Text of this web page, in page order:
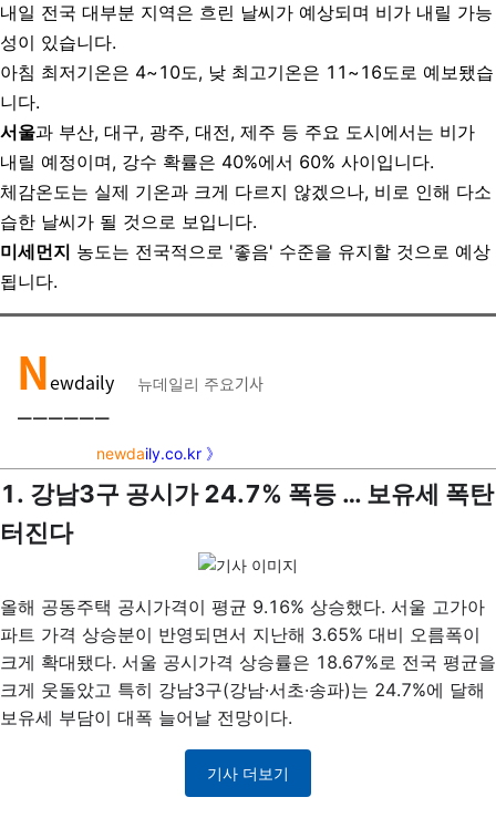
내일 전국 대부분 지역은 흐린 날씨가 예상되며 비가 내릴 가능
성이 있습니다.
아침 최저기온은 4~10도, 낮 최고기온은 11~16도로 예보됐습
니다.
서울과 부산, 대구, 광주, 대전, 제주 등 주요 도시에서는 비가
내릴 예정이며, 강수 확률은 40%에서 60% 사이입니다.
체감온도는 실제 기온과 크게 다르지 않겠으나, 비로 인해 다소
습한 날씨가 될 것으로 보입니다.
미세먼지 농도는 전국적으로 '좋음' 수준을 유지할 것으로 예상
됩니다.
Newdaily 뉴데일리 주요기사
￣￣￣￣￣￣
newdaily.co.kr 》
1. 강남3구 공시가 24.7% 폭등 … 보유세 폭탄
터진다
올해 공동주택 공시가격이 평균 9.16% 상승했다. 서울 고가아
파트 가격 상승분이 반영되면서 지난해 3.65% 대비 오름폭이
크게 확대됐다. 서울 공시가격 상승률은 18.67%로 전국 평균을
크게 웃돌았고 특히 강남3구(강남·서초·송파)는 24.7%에 달해
보유세 부담이 대폭 늘어날 전망이다.
기사 더보기